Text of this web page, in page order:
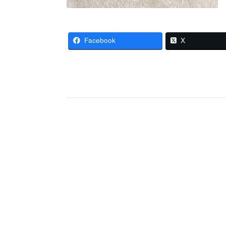
Facebook X